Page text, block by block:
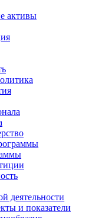
активы
деятельности
и показатели